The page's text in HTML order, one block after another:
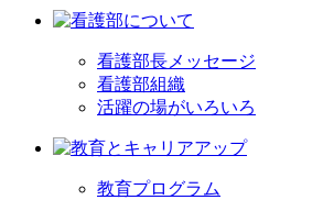
看護部長メッセージ
看護部組織
活躍の場がいろいろ
教育プログラム